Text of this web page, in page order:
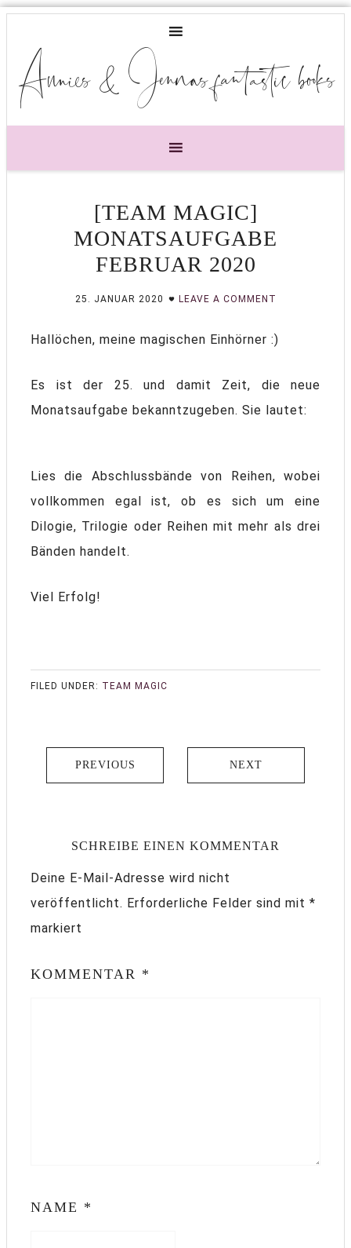
Annies & Jennas fantastic books
[TEAM MAGIC]
MONATSAUFGABE
FEBRUAR 2020
25. JANUAR 2020 LEAVE A COMMENT
Hallöchen, meine magischen Einhörner :)
Es ist der 25. und damit Zeit, die neue
Monatsaufgabe bekanntzugeben. Sie lautet:
Lies die Abschlussbände von Reihen, wobei
vollkommen egal ist, ob es sich um eine
Dilogie, Trilogie oder Reihen mit mehr als drei
Bänden handelt.
Viel Erfolg!
FILED UNDER: TEAM MAGIC
PREVIOUS NEXT
SCHREIBE EINEN KOMMENTAR
Deine E-Mail-Adresse wird nicht
veröffentlicht. Erforderliche Felder sind mit *
markiert
KOMMENTAR *
NAME *